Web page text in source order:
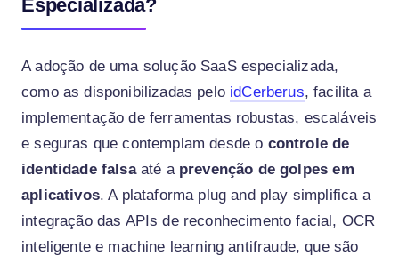
Especializada?
A adoção de uma solução SaaS especializada,
como as disponibilizadas pelo idCerberus, facilita a
implementação de ferramentas robustas, escaláveis
e seguras que contemplam desde o controle de
identidade falsaaté a prevenção de golpes em
aplicativos. A plataforma plug and play simplifica a
integração das APIs de reconhecimento facial, OCR
inteligente e machine learning antifraude, que são